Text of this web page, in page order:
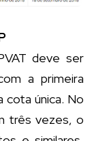
deve ser
a primeira
cota única. No
três vezes, o